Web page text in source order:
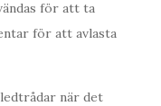
för att ta
för att avlasta
när det